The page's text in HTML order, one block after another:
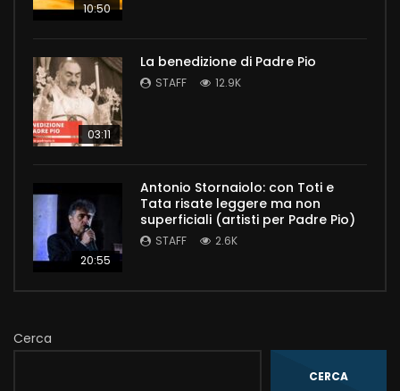
10:50
03:11
La benedizione di Padre Pio
STAFF 12.9K
20:55
Antonio Stornaiolo: con Toti e
Tata risate leggere ma non
superficiali (artisti per Padre Pio)
STAFF 2.6K
Cerca
CERCA